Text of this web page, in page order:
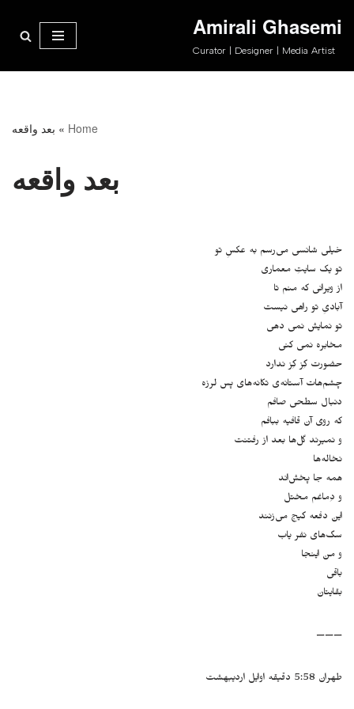
Amirali Ghasemi
Curator | Designer | Media Artist
Home
» بعد واقعه
بعد واقعه
خیلی شانسی می‌رسم به عکسِ تو
تو یک سایتِ معماری
از ویرانی که منم تا
آبادیِ تو راهی نیست
تو نمایش نمی دهی
مخابره نمی کنی
حضورت گِز گِز ندارد
چشم‌هات آستانه‌ی تکانه‌های پس لرزه
دنبال سطحی صافم
که روی آن قافیه ببافم
و نمیرند گل‌ها بعد از رفتنت
نخاله‌ها
همه جا پخش‌اند
و دِماغم مختل
این دفعه گیج می‌زنند
سگ‌های نفر یاب
و من اینجا
باقی
بقایتان
———
طهران 5:58 دقیقه اوایل اردیبهشت